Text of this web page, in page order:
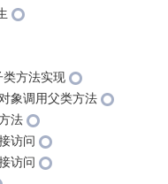
方法实现
象调用父类方法
法
访问
访问